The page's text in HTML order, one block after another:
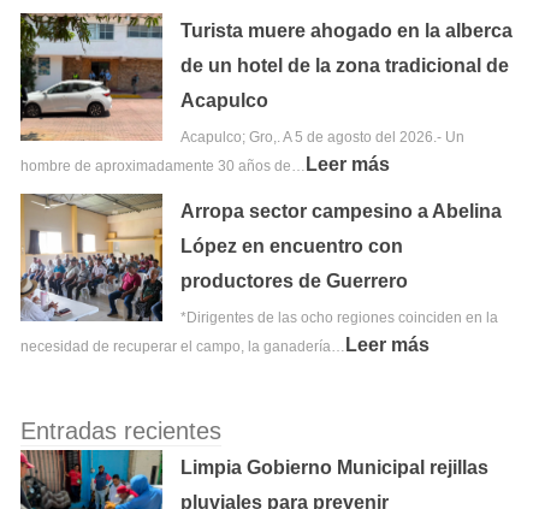
Turista muere ahogado en la alberca
de un hotel de la zona tradicional de
Acapulco
Acapulco; Gro,. A 5 de agosto del 2026.- Un
hombre de aproximadamente 30 años de… Leer más
Arropa sector campesino a Abelina
López en encuentro con
productores de Guerrero
*Dirigentes de las ocho regiones coinciden en la
necesidad de recuperar el campo, la ganadería… Leer más
Entradas recientes
Limpia Gobierno Municipal rejillas
pluviales para prevenir